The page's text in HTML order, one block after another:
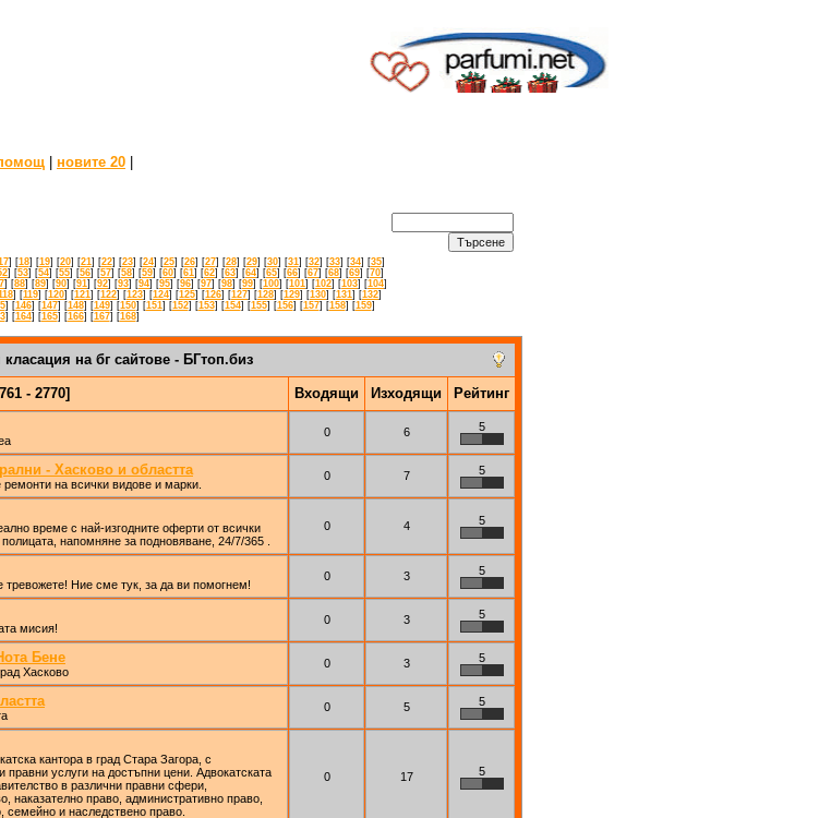
новите 20
] [18] [19] [20] [21] [22] [23] [24] [25] [26] [27] [28] [29] [30] [31] [32] [33] [34] [35]
] [53] [54] [55] [56] [57] [58] [59] [60] [61] [62] [63] [64] [65] [66] [67] [68] [69] [70]
] [88] [89] [90] [91] [92] [93] [94] [95] [96] [97] [98] [99] [100] [101] [102] [103] [104]
] [119] [120] [121] [122] [123] [124] [125] [126] [127] [128] [129] [130] [131] [132]
] [146] [147] [148] [149] [150] [151] [152] [153] [154] [155] [156] [157] [158] [159]
] [164] [165] [166] [167] [168]
на бг сайтове - БГтоп.биз
- 2770] Входящи Изходящи Рейтинг
0 6 5
- Хасково и областта
на всички видове и марки.
0 7 5
време с най-изгодните оферти от всички
напомняне за подновяване, 24/7/365 .
0 4 5
Ние сме тук, за да ви помогнем!
0 3 5
мисия!
0 3 5
Бене
Хасково
0 3 5
0 5 5
кантора в град Стара Загора, с
правни услуги на достъпни цени. Адвокатската
в различни правни сфери,
наказателно право, административно право,
семейно и наследствено право.
0 17 5